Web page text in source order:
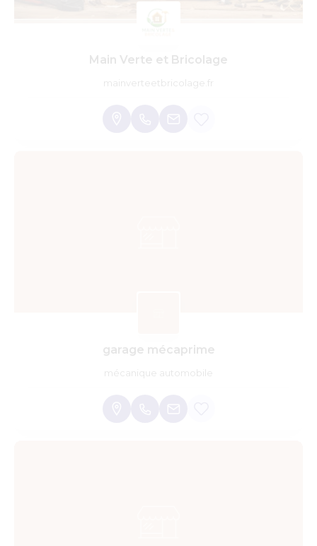
Main Verte et Bricolage
mainverteetbricolage.fr
garage mécaprime
mécanique automobile